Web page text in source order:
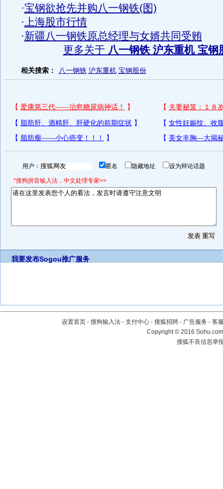
·宝钢欲抢先并购八一钢铁(图)
·上海股市行情
·新疆八一钢铁原总经理与女婿共同受贿
更多关于 八一钢铁 沪东重机 宝钢
相关搜索： 八一钢铁 沪东重机 宝钢股份
用户： 匿名 隐藏地址 设为辩论话题
*搜狗拼音输入法，中文处理专家>>
我要发布Sogou推广服务
设置首页 - 搜狗输入法 - 支付中心 - 搜狐招聘 - 广告服务 - 客
Copyright©2016
搜狐不良信息举